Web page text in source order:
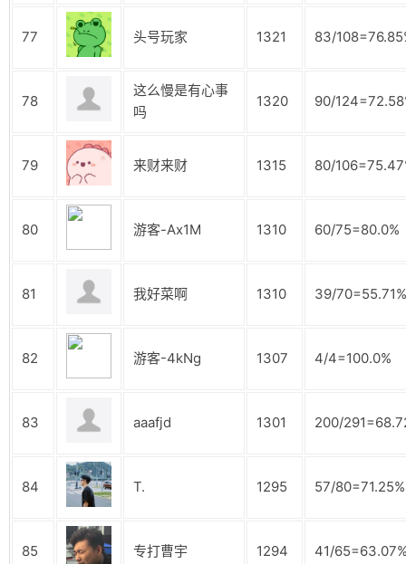
77 头号玩家 1321 83/
78
这么慢是有心事
吗
1320 90/
79 来财来财 1315 80/
80 游客-Ax1M 1310 60/75=80.0%
81 我好菜啊 1310 39/70=55.71%
82 游客-4kNg 1307 4/4=100.0%
83 aaafjd 1301 200/
84 T. 1295 57/80=71.25%
85 专打曹宇 1294 41/